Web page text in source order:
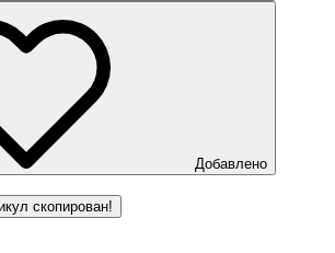
Добавлено
скопирован!